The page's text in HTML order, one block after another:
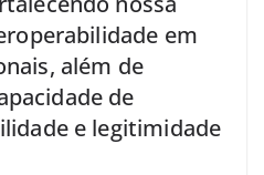
em
além de
de
e legitimidade